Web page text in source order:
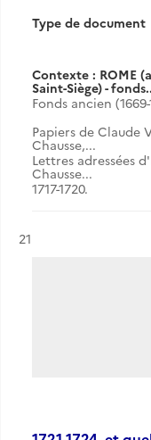
Type de document
Contexte : ROME
Saint-Siège) -
Fonds ancien (1669-
Papiers de Claude
Chausse,...
Lettres adressées
Chausse...
1717-1720.
Résultat n°
21